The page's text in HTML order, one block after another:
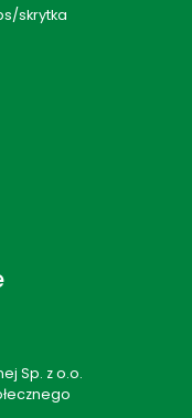
skrytka
Sp. z o.o.